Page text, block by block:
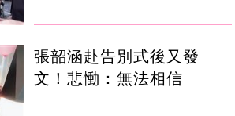
張韶涵赴告別式後又發
文！悲慟：無法相信